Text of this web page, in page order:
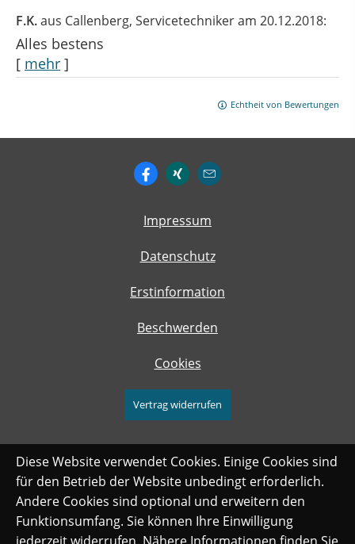
F.K.aus Callenberg, Servicetechnikeram 20.12.2018:
Alles bestens
[ mehr ]
Echtheit von Bewertungen
Impressum
Datenschutz
Erstinformation
Beschwerden
Cookies
Vertrag widerrufen
Diese Website verwendet Cookies. Einige Cookies sind
für den Betrieb der Website unbedingt erforderlich.
Andere Cookies sind optional und erweitern den
Funktionsumfang. Sie können Ihre Einwilligung